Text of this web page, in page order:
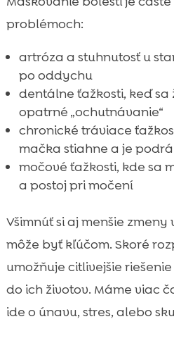
problémoch:
artróza a stuhnutosť u
po oddychu
dentálne ťažkosti, keď sa
opatrné „ochutnávanie“
chronické tráviace
mačka stiahne a je
močové ťažkosti, kde sa
a postoj pri močení
Všimnúť si aj menšie
môže byť kľúčom. Skoré
umožňuje citlivejšie
do ich životov. Máme viac
ide o únavu, stres, alebo